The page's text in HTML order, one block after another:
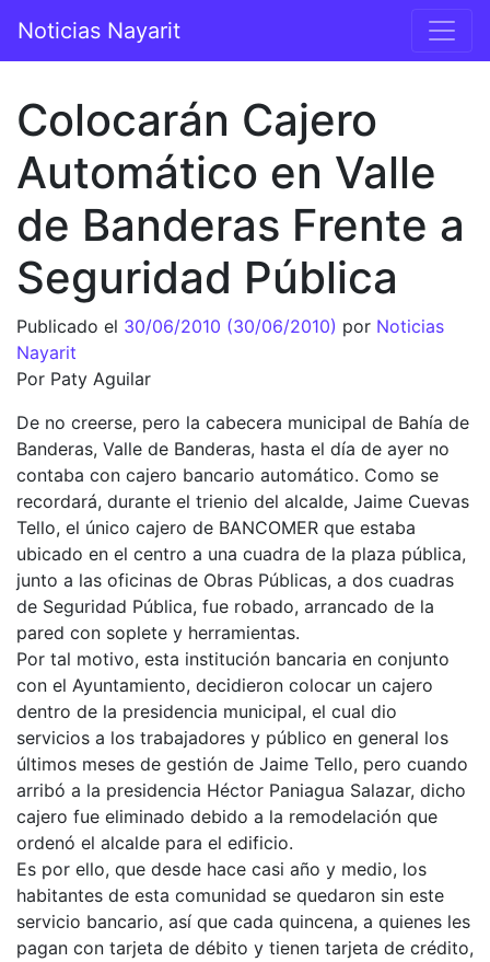
Navegación principal
Noticias Nayarit
Colocarán Cajero
Automático en Valle
de Banderas Frente a
Seguridad Pública
Publicado el 30/06/2010 (30/06/2010) por Noticias
Nayarit
Por Paty Aguilar
De no creerse, pero la cabecera municipal de Bahía de
Banderas, Valle de Banderas, hasta el día de ayer no
contaba con cajero bancario automático. Como se
recordará, durante el trienio del alcalde, Jaime Cuevas
Tello, el único cajero de BANCOMER que estaba
ubicado en el centro a una cuadra de la plaza pública,
junto a las oficinas de Obras Públicas, a dos cuadras
de Seguridad Pública, fue robado, arrancado de la
pared con soplete y herramientas.
Por tal motivo, esta institución bancaria en conjunto
con el Ayuntamiento, decidieron colocar un cajero
dentro de la presidencia municipal, el cual dio
servicios a los trabajadores y público en general los
últimos meses de gestión de Jaime Tello, pero cuando
arribó a la presidencia Héctor Paniagua Salazar, dicho
cajero fue eliminado debido a la remodelación que
ordenó el alcalde para el edificio.
Es por ello, que desde hace casi año y medio, los
habitantes de esta comunidad se quedaron sin este
servicio bancario, así que cada quincena, a quienes les
pagan con tarjeta de débito y tienen tarjeta de crédito,